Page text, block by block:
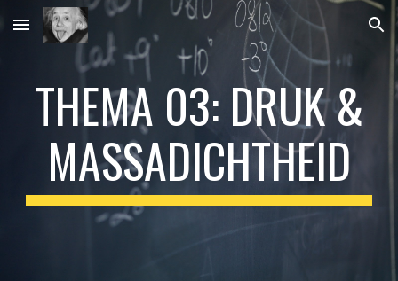
Skip to main content Skip to navigation
THEMA 03: DRUK &
MASSADICHTHEID